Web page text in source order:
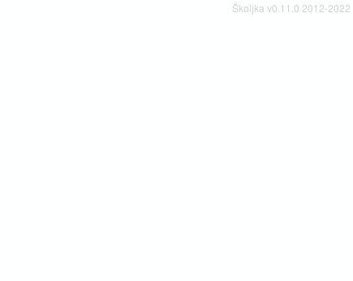
Školjka v0.11.0 2012-2022